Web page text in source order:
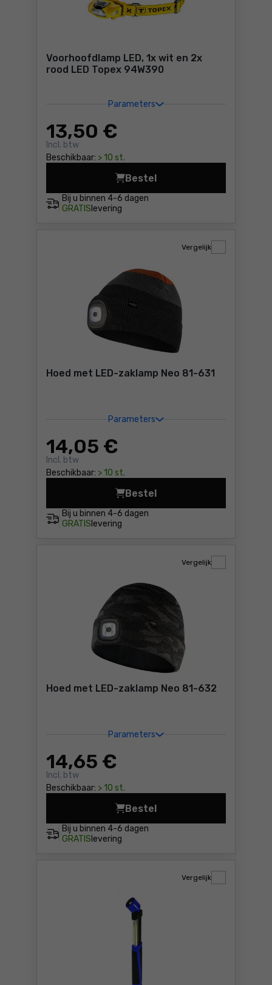
Voorhoofdlamp LED, 1x wit en 2x
rood LED Topex 94W390
Parameters
13,50 €
Incl. btw
Beschikbaar: > 10 st.
Bij u binnen 4-6 dagen
GRATIS levering
Bestel
Voorhoofdlamp LED, 1x wit
Hoed met LED-zaklamp Neo 81-631
Parameters
14,05 €
Incl. btw
Beschikbaar: > 10 st.
Vergelijk
Bij u binnen 4-6 dagen
GRATIS levering
Bestel
Hoed met LED-zaklamp
Hoed met LED-zaklamp Neo 81-632
Parameters
14,65 €
Incl. btw
Beschikbaar: > 10 st.
Vergelijk
Bij u binnen 4-6 dagen
GRATIS levering
Bestel
Hoed met LED-zaklamp
Vergelijk